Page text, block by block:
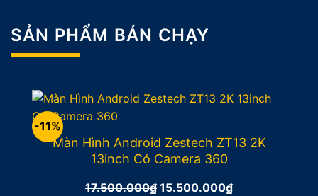
SẢN PHẨM BÁN CHẠY
-11%
Màn Hình Android Zestech ZT13 2K
13inch Có Camera 360
17.500.000₫ Giá
15.500.000₫